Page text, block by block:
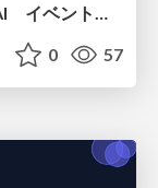
モノづくり産業を アップデートするAI イベントまとめ
0 57